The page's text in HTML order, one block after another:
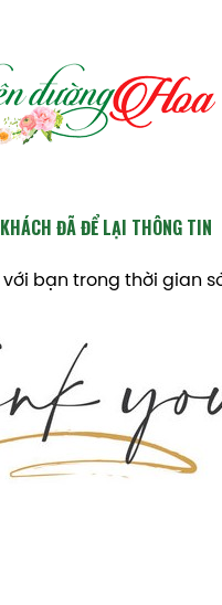
ĐÃ ĐỂ LẠI THÔNG TIN
với bạn trong thời gian